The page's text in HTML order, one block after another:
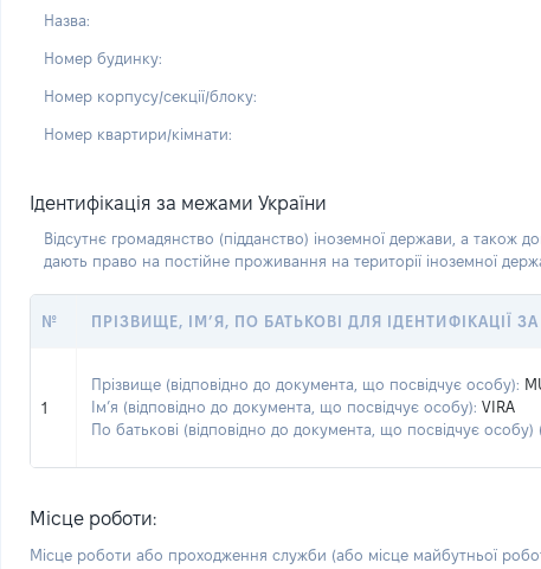
Назва:
Номер будинку:
Номер корпусу/секції/блоку:
Номер квартири/кімнати:
Ідентифікація за межами України
Відсутнє громадянство (підданство) іноземної держави, а також
дають право на постійне проживання на території іноземної
№ ПРІЗВИЩЕ, ІМ’Я, ПО БАТЬКОВІ ДЛЯ ІДЕНТИФІКАЦІЇ
1
Прізвище (відповідно до документа, що посвідчує особу):
Ім’я (відповідно до документа, що посвідчує особу): VIRA
По батькові (відповідно до документа, що посвідчує особу)
Місце роботи:
Місце роботи або проходження служби (або місце майбутньої